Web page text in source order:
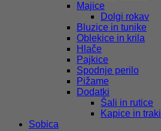
Majice
Dolgi rokav
Bluzice in tunike
Oblekice in krila
Hlače
Pajkice
Spodnje perilo
Pižame
Dodatki
Šali in rutice
Kapice in traki
Sobica